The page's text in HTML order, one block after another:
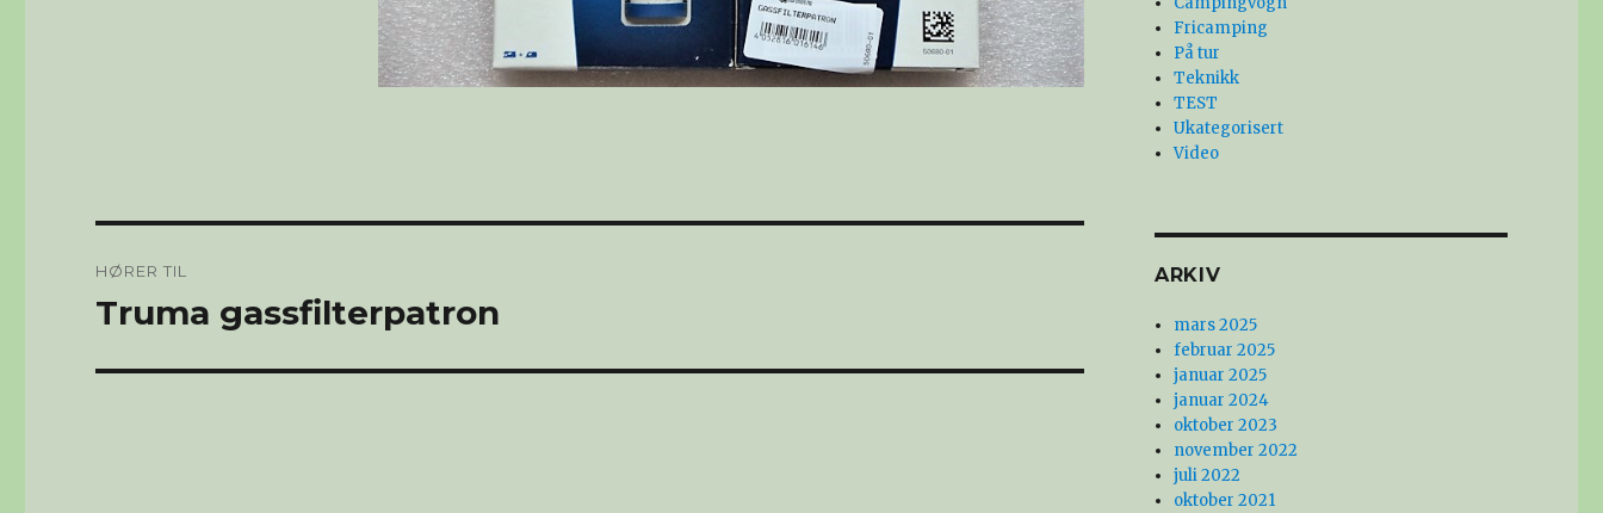
HØRER TIL
Truma gassfilterpatron
Fricamping
På tur
Teknikk
TEST
Ukategorisert
Video
ARKIV
mars 2025
februar 2025
januar 2025
januar 2024
oktober 2023
november 2022
juli 2022
oktober 2021